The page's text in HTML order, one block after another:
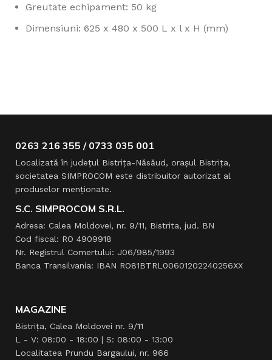
Greutate echipament: 50 kg
Dimensiuni: 625 x 480 x 500 L x l x H (mm)
0263 216 355 / 0733 035 001
Localizată în judeţul Bistriţa-Năsăud, oraşul Bistriţa,
societatea SIMPROCOM este distribuitor autorizat al
produselor menţionate.
S.C. SIMPROCOM S.R.L.
Adresa: Calea Moldovei, nr. 9/11, Bistrita, jud. BN
Cod fiscal: RO 4909918
Nr. Registrul Comertului: J06/985/1993
Banca Transilvania: IBAN RO81BTRL00601202240256XX
MAGAZINE
Bistrița, Calea Moldovei nr. 9/11
L - V: 08:00 - 18:00 | S: 08:00 - 13:00
Localitatea Prundu Bargaului, nr. 966